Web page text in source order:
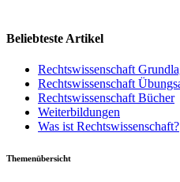
Beliebteste Artikel
Rechtswissenschaft
Rechtswissenschaft
Rechtswissenschaft Bücher
Weiterbildungen
Was ist Rechtswissenschaft?
Themenübersicht